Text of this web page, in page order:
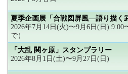
夏季企画展「合戦図屏風―語り描く
2026年7月14日(火)〜9月6日(日) 9:00
で）
「大乱 関ヶ原」スタンプラリー
2026年8月1日(土)〜9月27日(日)